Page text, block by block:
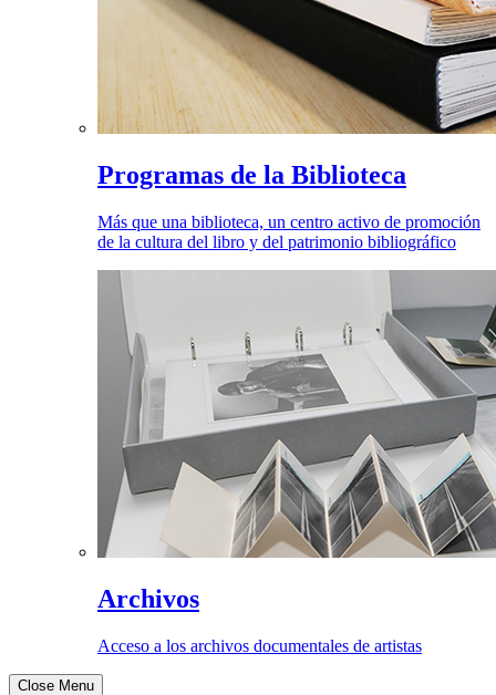
Programas de la Biblioteca
Más que una biblioteca, un centro activo de promoción
de la cultura del libro y del patrimonio bibliográfico
Archivos
Acceso a los archivos documentales de artistas
Close Menu